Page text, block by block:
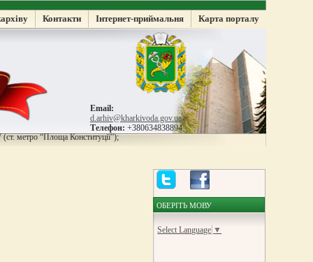
Контакти Інтернет-приймальня Карта порталу
Email:
d.arhiv@kharkivoda.gov.ua
Телефон: +380634838894
метро “Площа Конституції”);
ОБЕРІТЬ МОВУ
Select Language ▼